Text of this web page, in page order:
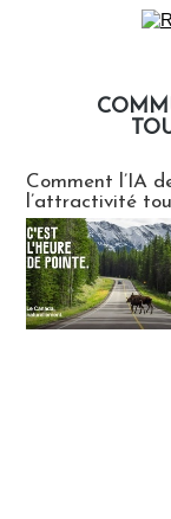
Comment l’IA
l’attractivité